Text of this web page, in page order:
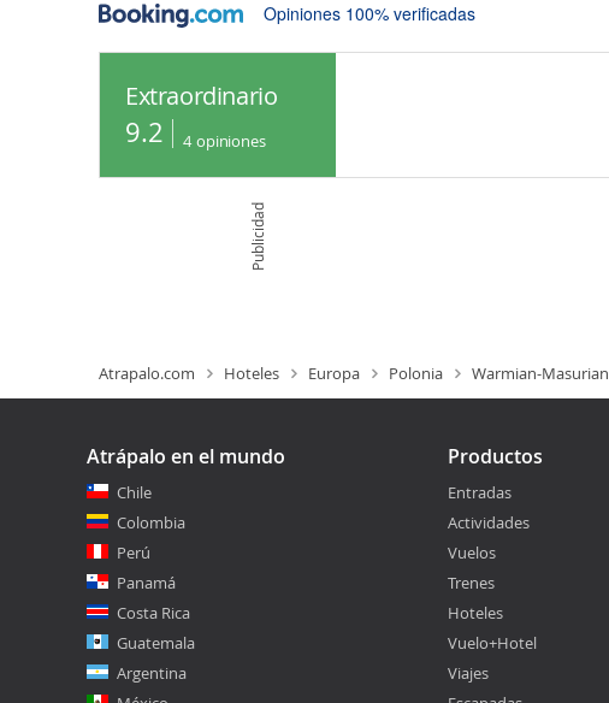
Opiniones 100% verificadas
Extraordinario
9.2 4 opiniones
Publicidad
Atrapalo.com Hoteles Europa Polonia Warmian-Masurian
Atrápalo en el mundo
Chile
Colombia
Perú
Panamá
Costa Rica
Guatemala
Argentina
Productos
Entradas
Actividades
Vuelos
Trenes
Hoteles
Vuelo+Hotel
Viajes